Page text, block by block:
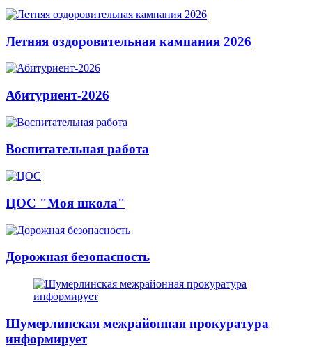
Летняя оздоровительная кампания 2026
Абитуриент-2026
Воспитательная работа
ЦОС "Моя школа"
Дорожная безопасность
Шумерлинская межрайонная прокуратура
информирует